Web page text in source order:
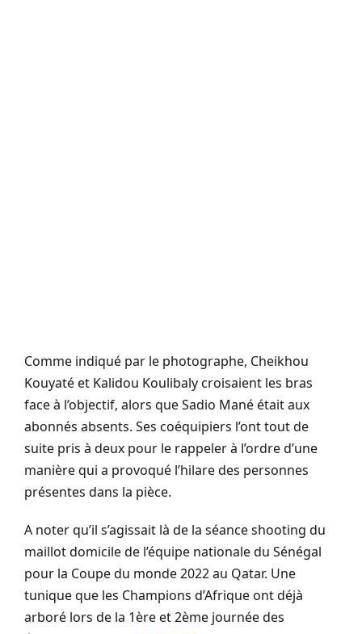
Comme indiqué par le photographe, Cheikhou
Kouyaté et Kalidou Koulibaly croisaient les bras
face à l’objectif, alors que Sadio Mané était aux
abonnés absents. Ses coéquipiers l’ont tout de
suite pris à deux pour le rappeler à l’ordre d’une
manière qui a provoqué l’hilare des personnes
présentes dans la pièce.
A noter qu’il s’agissait là de la séance shooting du
maillot domicile de l’équipe nationale du Sénégal
pour la Coupe du monde 2022 au Qatar. Une
tunique que les Champions d’Afrique ont déjà
arboré lors de la 1ère et 2ème journée des